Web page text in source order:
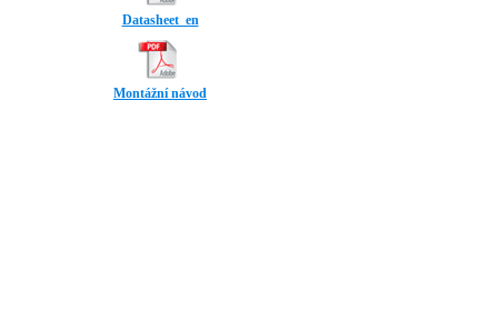
Datasheet_en
Montážní návod